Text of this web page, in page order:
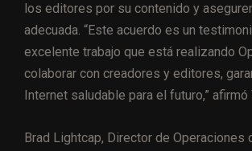
los editores por su contenido y
adecuada. “Este acuerdo es un
excelente trabajo que está realizando
colaborar con creadores y editores,
Internet saludable para el futuro,” afirmó
Brad Lightcap, Director de Operaciones